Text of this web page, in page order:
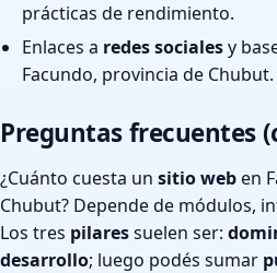
prácticas de rendimiento.
Enlaces a redes socialesy
Facundo, provincia de Chubut.
Preguntas frecuentes
¿Cuánto cuesta un sitio weben
Chubut? Depende de módulos,
Los tres pilaressuelen ser:
desarrollo; luego podés sumar